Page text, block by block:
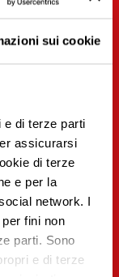
sui cookie
di terze parti
assicurarsi
di terze
e per la
network. I
fini non
parti. Sono
e di terze
o ESC per uscire